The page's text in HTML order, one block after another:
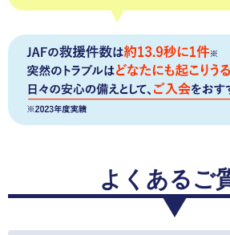
愛知
会員優待サービス
JAF PLUSのお楽しみクーポンを楽
※JAF PLUSとは年4回お届けする会員向け情報
よくあるご